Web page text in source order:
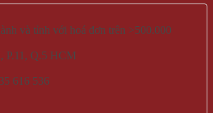
và tỉnh với hoá đơn trên >500.000
P.11, Q.5 HCM
616 536